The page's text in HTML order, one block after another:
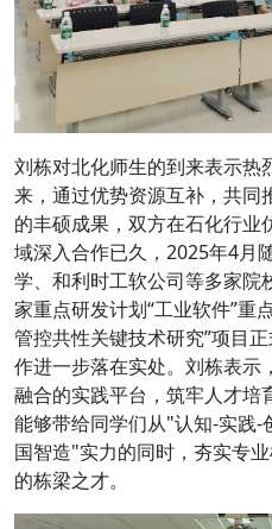
刘栋对北化师生的到来表示热
来，通过优势资源互补，共同
的丰硕成果，双方在石化行业
域深入合作已久，2025年4月
学、和利时工软公司等多家院
家重点研发计划“工业软件”重
管控共性关键技术研究”项目
作进一步落在实处。刘栋表示
融合的实践平台，筑牢人才培
能够带给同学们从"认知-实践
国智造"实力的同时，夯实专
的栋梁之才。